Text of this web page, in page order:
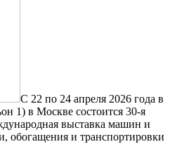
С 22 по 24 апреля 2026 года в
1) в Москве состоится 30-я
выставка машин и
обогащения и транспортировки